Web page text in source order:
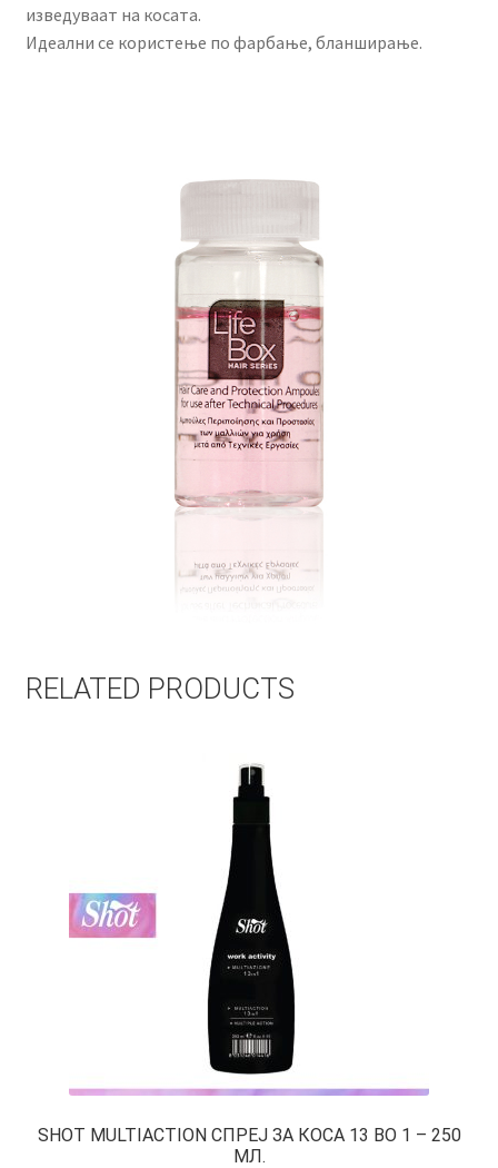
изведуваат на косата.
Идеални се користење по фарбање, бланширање.
RELATED PRODUCTS
SHOT MULTIACTION СПРЕЈ ЗА КОСА 13 ВО 1 – 250
МЛ.